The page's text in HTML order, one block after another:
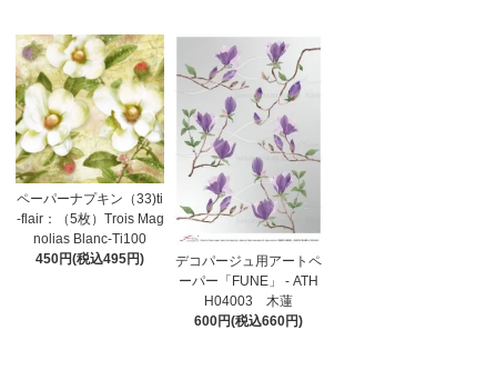
ペーパーナプキン（33)ti
-flair：（5枚）Trois Mag
nolias Blanc-Ti100
450円(税込495円)
デコパージュ用アートペ
ーパー「FUNE」 - ATH
H04003 木蓮
600円(税込660円)